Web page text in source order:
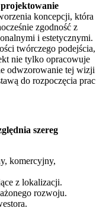
projektowanie
koncepcji, która
zgodność z
i estetycznymi.
twórczego podejścia,
nie tylko opracowuje
odwzorowanie tej wizji
do rozpoczęcia prac
szereg
komercyjny,
z lokalizacji.
rozwoju.